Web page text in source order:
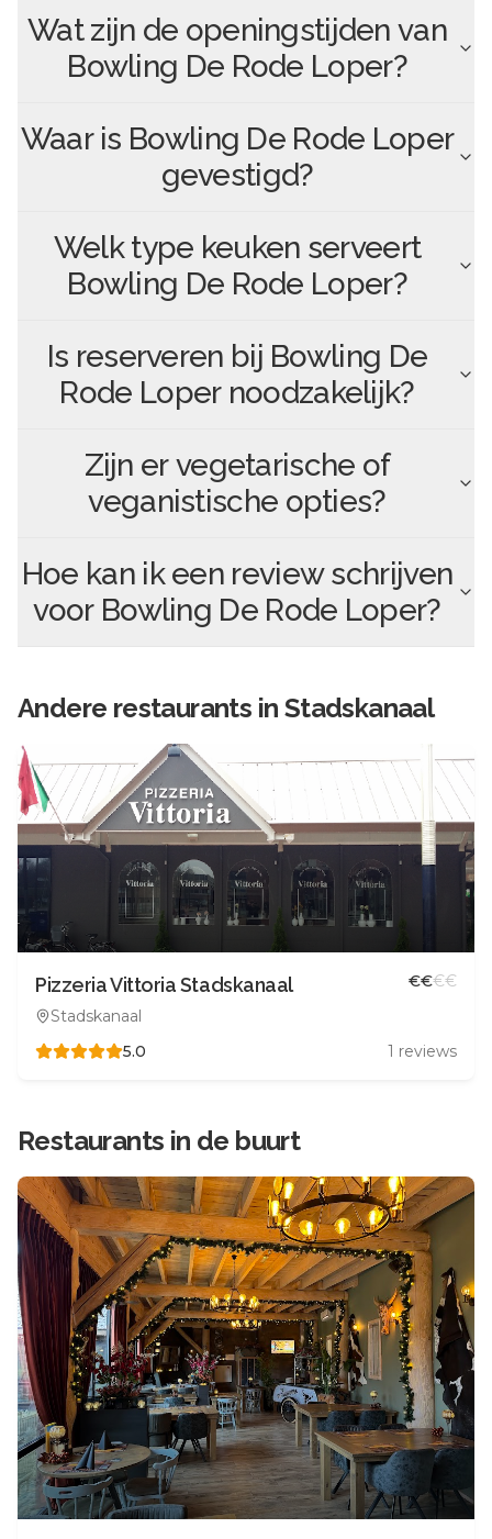
Wat zijn de openingstijden van
Bowling De Rode Loper?
Waar is Bowling De Rode Loper
gevestigd?
Welk type keuken serveert
Bowling De Rode Loper?
Is reserveren bij Bowling De
Rode Lopernoodzakelijk?
Zijn er vegetarische of
veganistische opties?
Hoe kan ik een review schrijven
voor Bowling De Rode Loper?
Andere restaurants in Stadskanaal
Pizzeria Vittoria Stadskanaal
Stadskanaal
€€€€
5.0 1 reviews
Restaurants in de buurt